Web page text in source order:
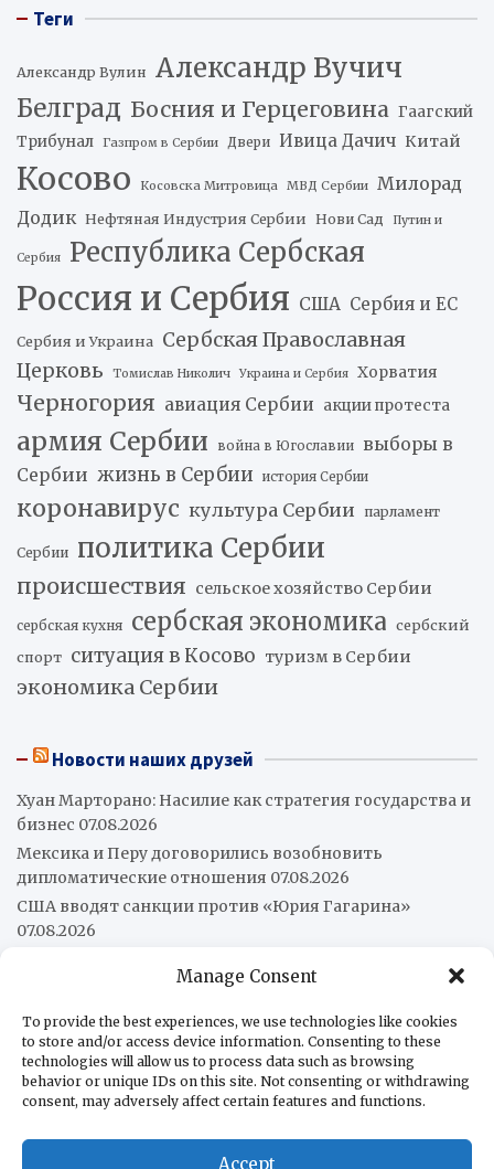
Manage Consent
To provide the best experiences, we use technologies like cookies
to store and/or access device information. Consenting to these
technologies will allow us to process data such as browsing
behavior or unique IDs on this site. Not consenting or withdrawing
consent, may adversely affect certain features and functions.
Accept
Теги
Александр Вулин Александр Вучич
Белград Босния и Герцеговина Гаагский
Трибунал Газпром в Сербии Двери Ивица Дачич Китай
Косово Косовска Митровица МВД Сербии
Милорад
Додик Нефтяная Индустрия Сербии Нови Сад Путин и
Сербия Республика Сербская
Россия и Сербия США Сербия и ЕС
Сербия и Украина Сербская Православная
Церковь
Томислав Николич Украина и Сербия Хорватия
Черногория авиация Сербии акции протеста
армия Сербии война в Югославии
выборы в
Сербии жизнь в Сербии история Сербии
коронавирус культура Сербии парламент
Сербии политика Сербии
происшествия сельское хозяйство Сербии
сербская кухня сербская экономика сербский
спорт ситуация в Косово туризм в Сербии
экономика Сербии
Новости наших друзей
Хуан Марторано: Насилие как стратегия государства и
бизнес 07.08.2026
Мексика и Перу договорились возобновить
дипломатические отношения 07.08.2026
США вводят санкции против «Юрия Гагарина»
07.08.2026
Бразилия запускает амбициозный логистический
план на 240 млрд долларов
07.08.2026
Венесуэла и Чили официально восстановили
консульские отношения07.08.2026
«Не отдадим родину»: жёсткий разгон протеста у
Leonardo представила ВМС Чили свои артиллерийские